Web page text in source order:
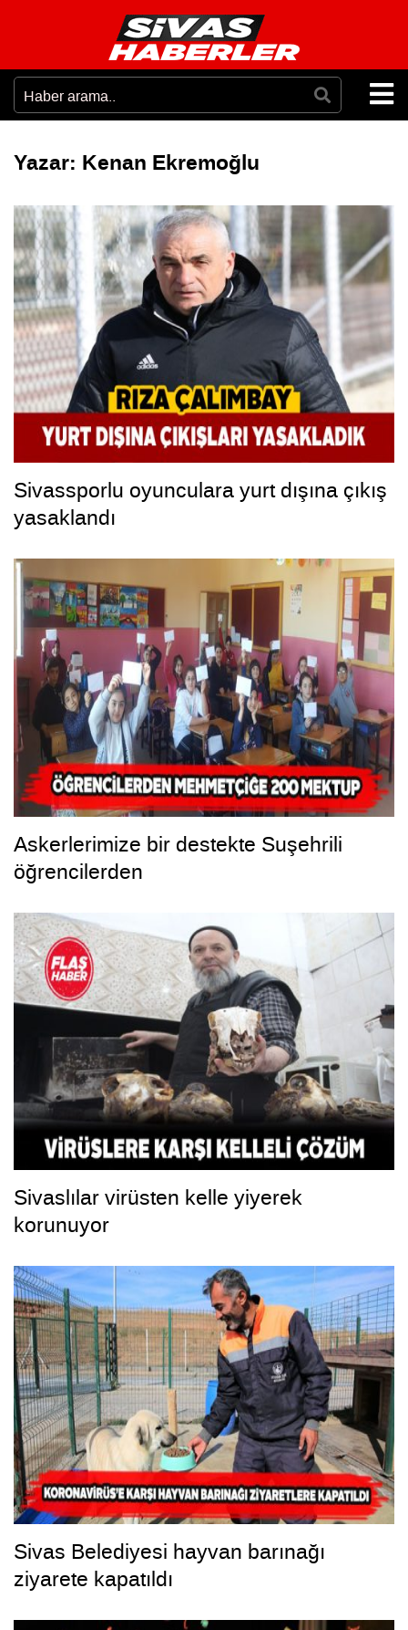
Yazar: Kenan Ekremoğlu
Sivassporlu oyunculara yurt dışına çıkış
yasaklandı
Askerlerimize bir destekte Suşehrili
öğrencilerden
Sivaslılar virüsten kelle yiyerek
korunuyor
Sivas Belediyesi hayvan barınağı
ziyarete kapatıldı